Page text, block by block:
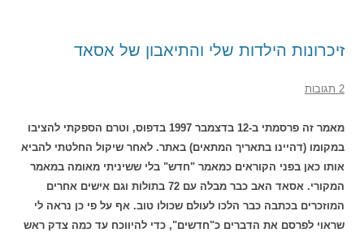
זיכרונות הילדות שלי והתיאבון של אסאד
2 תגובות
מאמר זה פרסמתי ב-12 בדצמבר 1997 בדפוס, וטרם הספקתי להציבו
במקומו (דהיינו בתאריך המתאים) באתר. לאחר שיקול החלטתי להביא
אותו כאן בפני הקוראים כמאמר "חדש" בלי ששיניתי מאומה במאמר
המקורי. אסאד האב כבר מבלה עם 72 בתולות וגם אישים אחרים
המוזכרים בכתבה כבר הלכו לעולם שכולו טוב. אף על פי כן נראה לי
שראוי לפרסם את הדברים כ"חדשים", כדי להיווכח עד כמה צדק ראש